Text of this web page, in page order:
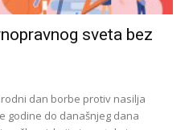
sveta bez
dan borbe protiv nasilja
godine do današnjeg dana